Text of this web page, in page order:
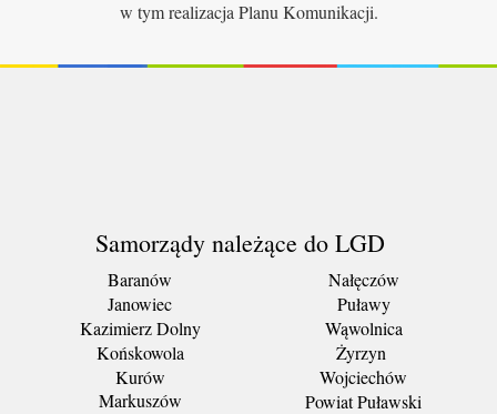
w tym realizacja Planu Komunikacji.
Samorządy należące do LGD
Baranów
Janowiec
Kazimierz Dolny
Końskowola
Kurów
Markuszów
Nałęczów
Puławy
Wąwolnica
Żyrzyn
Wojciechów
Powiat Puławski